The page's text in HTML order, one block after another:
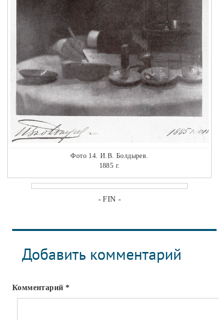
Фото 14. И.В. Болдырев.
1885 г.
- FIN -
Добавить комментарий
Комментарий *